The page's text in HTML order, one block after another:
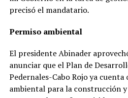
precisó el mandatario.
Permiso ambiental
El presidente Abinader
anunciar que el Plan de
Pedernales-Cabo Rojo ya
ambiental para la construcción